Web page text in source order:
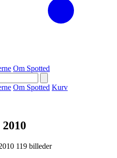
Om Spotted
Om Spotted Kurv
119 billeder